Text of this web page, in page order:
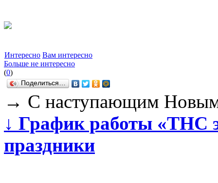
Интересно Вам интересно
Больше не интересно
(0)
Поделиться…
→ C наступающим
↓ График работы «ТНС
праздники